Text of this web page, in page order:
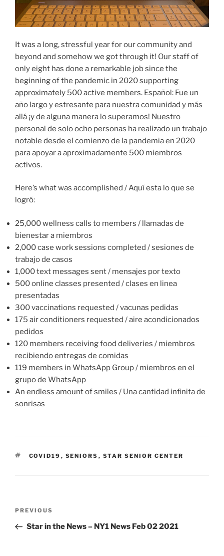
It was a long, stressful year for our community and
beyond and somehow we got through it! Our staff of
only eight has done a remarkable job since the
beginning of the pandemic in 2020 supporting
approximately 500 active members. Español: Fue un
año largo y estresante para nuestra comunidad y más
allá ¡y de alguna manera lo superamos! Nuestro
personal de solo ocho personas ha realizado un trabajo
notable desde el comienzo de la pandemia en 2020
para apoyar a aproximadamente 500 miembros
activos.
Here’s what was accomplished / Aquí esta lo que se
logró:
25,000 wellness calls to members / llamadas de
bienestar a miembros
2,000 case work sessions completed / sesiones de
trabajo de casos
1,000 text messages sent / mensajes por texto
500 online classes presented / clases en linea
presentadas
300 vaccinations requested / vacunas pedidas
175 air conditioners requested / aire acondicionados
pedidos
120 members receiving food deliveries / miembros
recibiendo entregas de comidas
119 members in WhatsApp Group / miembros en el
grupo de WhatsApp
An endless amount of smiles / Una cantidad infinita de
sonrisas
TAGS
COVID19 , SENIORS , STAR SENIOR CENTER
Previous
Post
PREVIOUS
Star in the News – NY1 News Feb 02 2021